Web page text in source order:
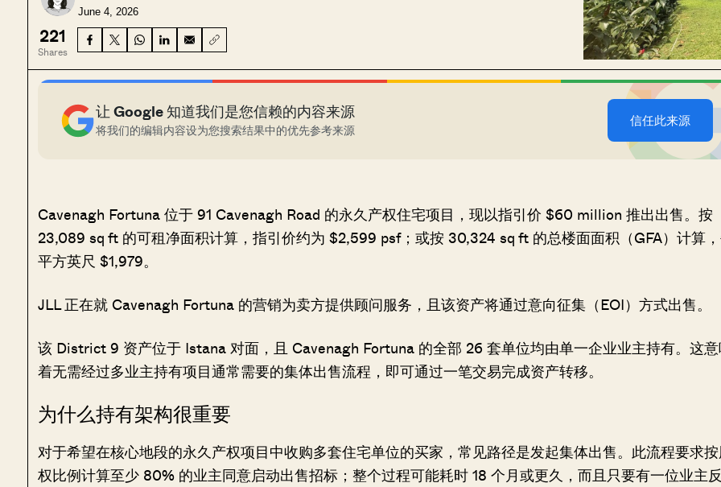
June 4, 2026
221
Shares
让 Google 知道我们是您信赖的内容来源
将我们的编辑内容设为您搜索结果中的优先参考来源
信任此来源
Cavenagh Fortuna 位于 91 Cavenagh Road 的永久产权住宅项目，现以指引价 $60 million 推出出售。按
23,089 sq ft 的可租净面积计算，指引价约为 $2,599 psf；或按 30,324 sq ft 的总楼面面积（GFA）计算
平方英尺 $1,979。
JLL 正在就 Cavenagh Fortuna 的营销为卖方提供顾问服务，且该资产将通过意向征集（EOI）方式出售。
该 District 9 资产位于 Istana 对面，且 Cavenagh Fortuna 的全部 26 套单位均由单一企业业主持有。这
着无需经过多业主持有项目通常需要的集体出售流程，即可通过一笔交易完成资产转移。
为什么持有架构很重要
对于希望在核心地段的永久产权项目中收购多套住宅单位的买家，常见路径是发起集体出售。此流程要求
权比例计算至少 80% 的业主同意启动出售招标；整个过程可能耗时 18 个月或更久，而且只要有一位业主